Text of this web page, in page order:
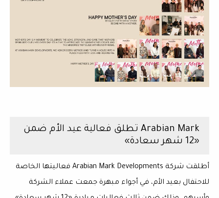
Arabian Mark تطلق فعالية عيد الأم ضمن
«12 شهر سعادة»
أطلقت شركة Arabian Mark Developments فعاليتها الخاصة
للاحتفال بعيد الأم، في أجواء مبهرة جمعت عملاء الشركة